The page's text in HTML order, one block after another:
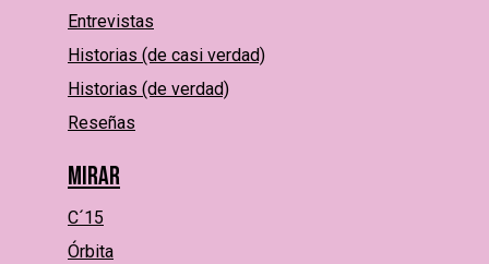
Entrevistas
Historias (de casi verdad)
Historias (de verdad)
Reseñas
Mirar
C´15
Órbita